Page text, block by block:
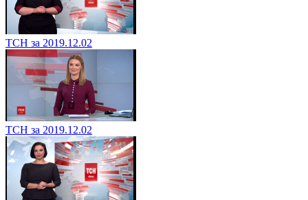
ТСН за 2019.12.02
ТСН за 2019.12.02